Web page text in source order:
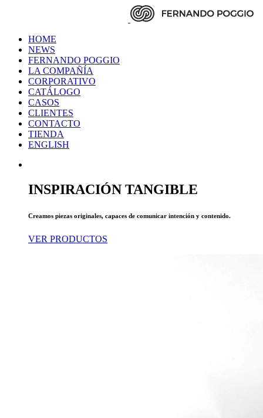
HOME
NEWS
FERNANDO POGGIO
LA COMPAÑÍA
CORPORATIVO
CATÁLOGO
CASOS
CLIENTES
CONTACTO
TIENDA
ENGLISH
INSPIRACIÓN TANGIBLE
Creamos piezas originales, capaces de comunicar intención y contenido.
VER PRODUCTOS